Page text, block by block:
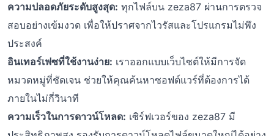
ความปลอดภัยระดับสูงสุด: ทุกไฟล์บน zeza87 ผ่านการตรวจ
สอบอย่างเข้มงวด เพื่อให้ปราศจากไวรัสและโปรแกรมไม่พึง
ประสงค์
อินเทอร์เฟซที่ใช้งานง่าย: เราออกแบบเว็บไซต์ให้มีการจัด
หมวดหมู่ที่ชัดเจน ช่วยให้คุณค้นหาซอฟต์แวร์ที่ต้องการได้
ภายในไม่กี่วินาที
ความเร็วในการดาวน์โหลด: เซิร์ฟเวอร์ของ zeza87 มี